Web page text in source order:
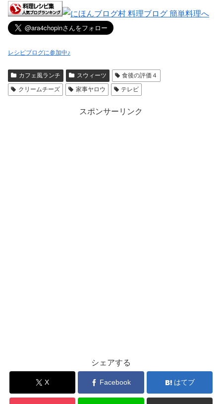
レシピブログに参加中♪
カフェ風ランチ スウィーツ
食後の評価４
クリームチーズ
家事ヤロウ テレビ
スポンサーリンク
シェアする
X Facebook はてブ